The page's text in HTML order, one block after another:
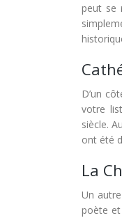
peut se
D’un
votre
siècle.
ont été
La
Un
poète et